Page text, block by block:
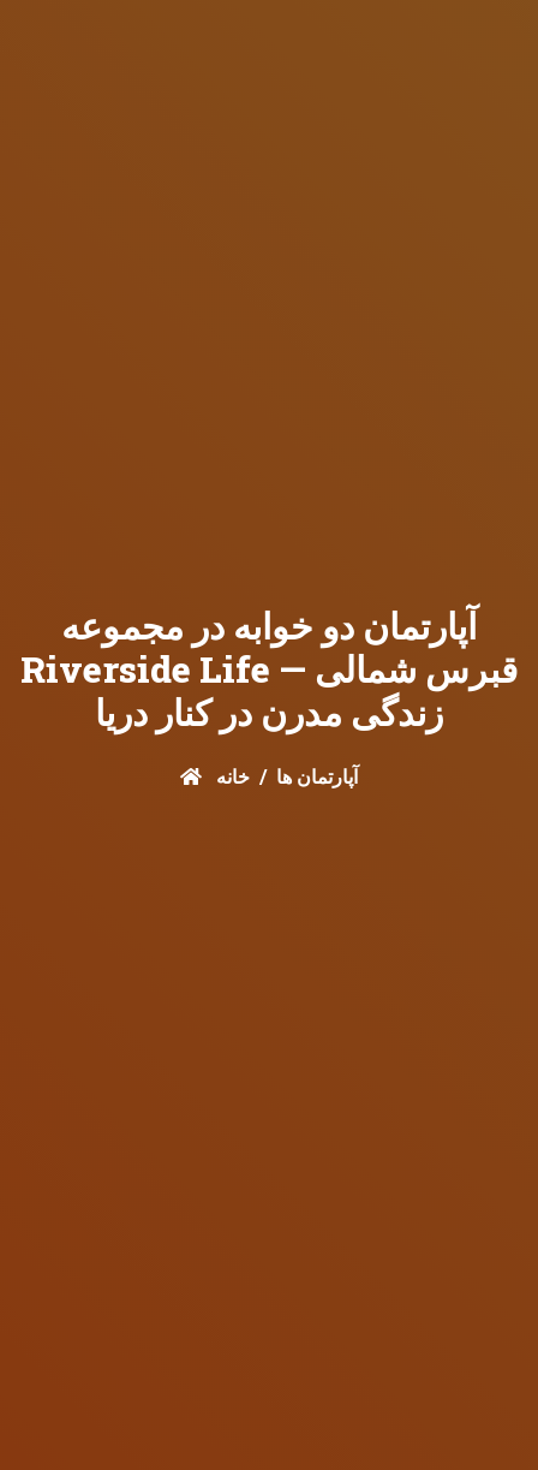
آپارتمان دو خوابه در مجموعه
Riverside Life قبرس شمالی —
زندگی مدرن در کنار دریا
خانه آپارتمان ها